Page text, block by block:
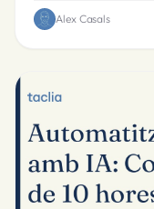
de qualsevol dispositiu.
Alex Casals